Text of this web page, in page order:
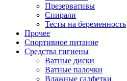
Презервативы
Спирали
Тесты на беременность
Прочее
Спортивное питание
Средства гигиены
Ватные диски
Ватные палочки
Влажные салфетки